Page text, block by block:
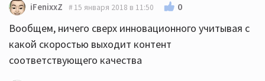
iFenixxZ 15 января 2018 в 11:50 0
Вообщем, ничего сверх инновационного учитывая с
какой скоростью выходит контент
соответствующего качества